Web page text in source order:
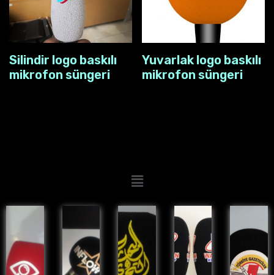
Silindir logo baskılı
mikrofon süngeri
Yuvarlak logo baskılı
mikrofon süngeri